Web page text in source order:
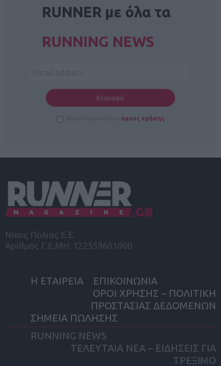
RUNNER με όλα τα
RUNNING NEWS
όρους χρήσης
Νίκος Πολιάς Ε.Ε.
Αριθμός Γ.Ε.ΜΗ: 122559601000
Η ΕΤΑΙΡΕΙΑ
ΕΠΙΚΟΙΝΩΝΙΑ
ΟΡΟΙ ΧΡΗΣΗΣ – ΠΟΛΙΤΙΚΗ
ΠΡΟΣΤΑΣΙΑΣ ΔΕΔΟΜΕΝΩΝ
ΣΗΜΕΙΑ ΠΩΛΗΣΗΣ
RUNNING NEWS
ΤΕΛΕΥΤΑΙΑ ΝΕΑ – ΕΙΔΗΣΕΙΣ ΓΙΑ
ΤΡΕΞΙΜΟ